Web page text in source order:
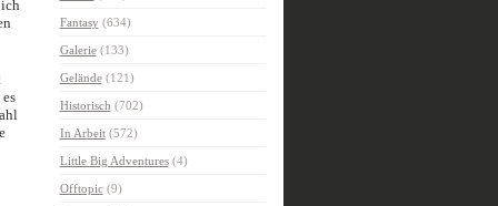
Fantasy(634)
Galerie(133)
Gelände(121)
Historisch (702)
In Arbeit(572)
Little Big Adventures(4)
Offtopic(9)